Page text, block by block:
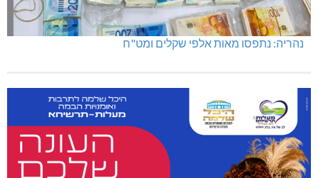
נהריה: נתפסו מאות אלפי שקלים ומט"ח